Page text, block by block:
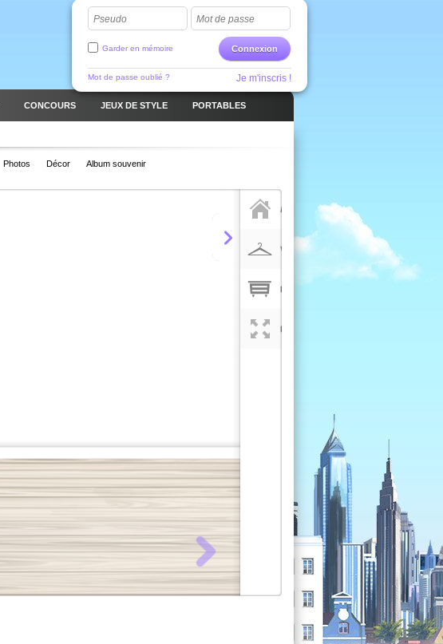
Pseudo Mot de passe
Connexion
Garder en mémoire
Mot de passe oublié ? Je m'inscris !
CONCOURS JEUX DE STYLE PORTABLES
Photos Décor Album souvenir